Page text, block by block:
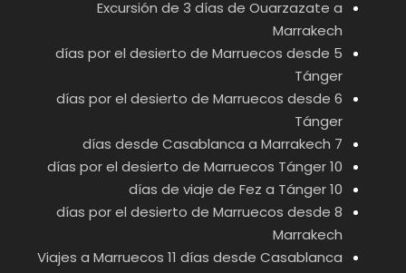
Excursión de 3 días de Ouarzazate a
Marrakech
5 días por el desierto de Marruecos desde
Tánger
6 días por el desierto de Marruecos desde
Tánger
7 días desde Casablanca a Marrakech
10 días por el desierto de Marruecos Tánger
10 días de viaje de Fez a Tánger
8 días por el desierto de Marruecos desde
Marrakech
Viajes a Marruecos 11 días desde Casablanca